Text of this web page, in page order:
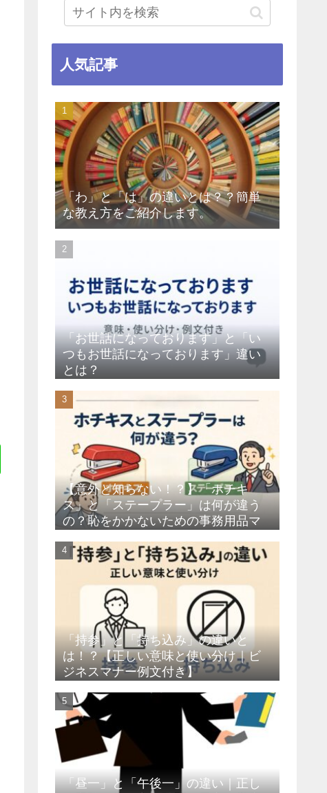
人気記事
「わ」と「は」の違いとは？？簡単
な教え方をご紹介します。
「お世話になっております」と「い
つもお世話になっております」違い
とは？
【意外と知らない！？】「ホチキ
ス」と「ステープラー」は何が違う
の？恥をかかないための事務用品マ
「持参」と「持ち込み」の違いと
は！？【正しい意味と使い分け｜ビ
ジネスマナー例文付き】
「昼一」と「午後一」の違い｜正し